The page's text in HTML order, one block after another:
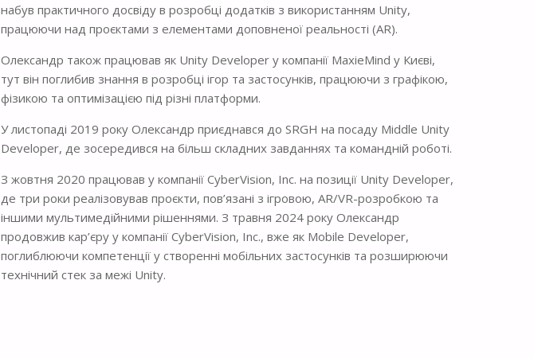
набув практичного досвіду в розробці додатків з використанням Unity,
працюючи над проєктами з елементами доповненої реальності (AR).
Олександр також працював як Unity Developer у компанії MaxieMind у Києві,
тут він поглибив знання в розробці ігор та застосунків, працюючи з графікою,
фізикою та оптимізацією під різні платформи.
У листопаді 2019 року Олександр приєднався до SRGH на посаду Middle Unity
Developer, де зосередився на більш складних завданнях та командній роботі.
З жовтня 2020 працював у компанії CyberVision, Inc. на позиції Unity Developer,
де три роки реалізовував проєкти, пов’язані з ігровою, AR/VR-розробкою та
іншими мультимедійними рішеннями. З травня 2024 року Олександр
продовжив кар’єру у компанії CyberVision, Inc., вже як Mobile Developer,
поглиблюючи компетенції у створенні мобільних застосунків та розширюючи
технічний стек за межі Unity.